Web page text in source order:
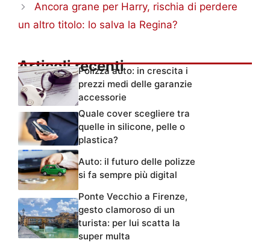
Ancora grane per Harry, rischia di perdere
un altro titolo: lo salva la Regina?
Articoli recentiPolizza auto: in crescita i
prezzi medi delle garanzie
accessorie
Quale cover scegliere tra
quelle in silicone, pelle o
plastica?
Auto: il futuro delle polizze
si fa sempre più digital
Ponte Vecchio a Firenze,
gesto clamoroso di un
turista: per lui scatta la
super multa